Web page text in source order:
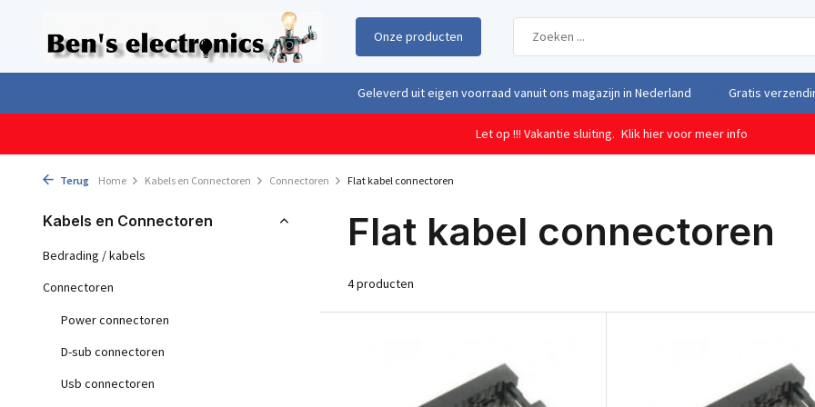
Onze producten
Geleverd uit eigen voorraad vanuit ons magazijn in Nederland Gratis
Let op !!! Vakantie sluiting. Klik hier voor meer info
Terug Home Kabels en Connectoren Connectoren Flat kabel connectoren
Kabels en Connectoren
Bedrading / kabels
Connectoren
Power connectoren
D-sub connectoren
Usb connectoren
Flat kabel connectoren
4 producten